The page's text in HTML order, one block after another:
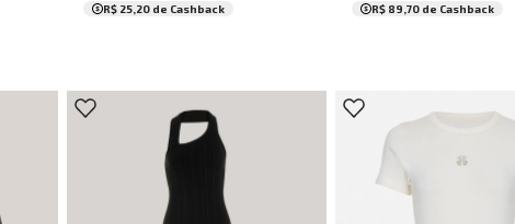
R$ 25,20de Cashback R$ 89,70de Cashback